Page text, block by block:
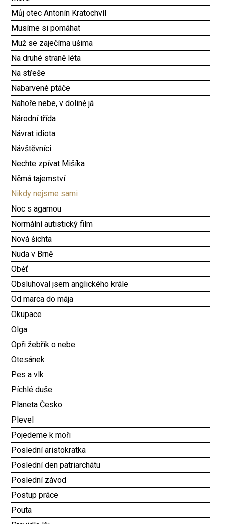
Můj otec Antonín Kratochvíl
Musíme si pomáhat
Muž se zaječíma ušima
Na druhé straně léta
Na střeše
Nabarvené ptáče
Nahoře nebe, v dolině já
Národní třída
Návrat idiota
Návštěvníci
Nechte zpívat Mišíka
Němá tajemství
Nikdy nejsme sami
Noc s agamou
Normální autistický film
Nová šichta
Nuda v Brně
Oběť
Obsluhoval jsem anglického krále
Od marca do mája
Okupace
Olga
Opři žebřík o nebe
Otesánek
Pes a vlk
Píchlé duše
Planeta Česko
Plevel
Pojedeme k moři
Poslední aristokratka
Poslední den patriarchátu
Poslední závod
Postup práce
Pouta